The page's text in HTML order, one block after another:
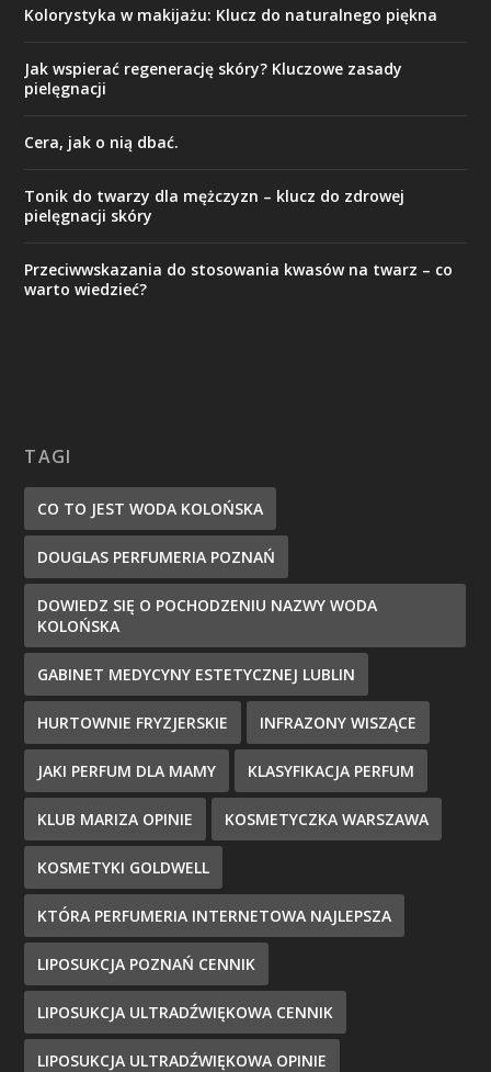
Kolorystyka w makijażu: Klucz do naturalnego piękna
Jak wspierać regenerację skóry? Kluczowe zasady
pielęgnacji
Cera, jak o nią dbać.
Tonik do twarzy dla mężczyzn – klucz do zdrowej
pielęgnacji skóry
Przeciwwskazania do stosowania kwasów na twarz – co
warto wiedzieć?
TAGI
CO TO JEST WODA KOLOŃSKA
DOUGLAS PERFUMERIA POZNAŃ
DOWIEDZ SIĘ O POCHODZENIU NAZWY WODA
KOLOŃSKA
GABINET MEDYCYNY ESTETYCZNEJ LUBLIN
HURTOWNIE FRYZJERSKIE INFRAZONY WISZĄCE
JAKI PERFUM DLA MAMY KLASYFIKACJA PERFUM
KLUB MARIZA OPINIE KOSMETYCZKA WARSZAWA
KOSMETYKI GOLDWELL
KTÓRA PERFUMERIA INTERNETOWA NAJLEPSZA
LIPOSUKCJA POZNAŃ CENNIK
LIPOSUKCJA ULTRADŹWIĘKOWA CENNIK
LIPOSUKCJA ULTRADŹWIĘKOWA OPINIE